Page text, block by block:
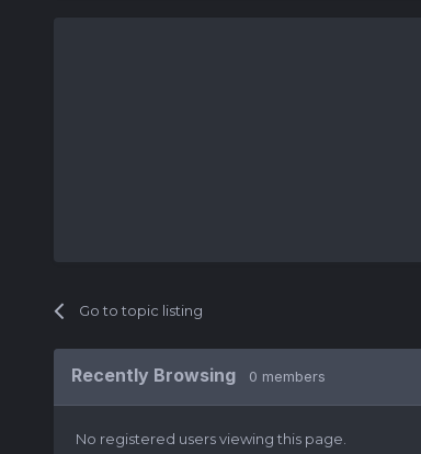
Go to topic listing
Recently Browsing 0 members
No registered users viewing this page.